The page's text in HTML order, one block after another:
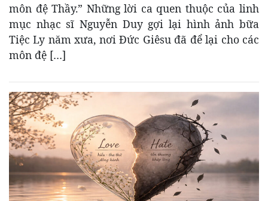
môn đệ Thầy.” Những lời ca quen thuộc của linh
mục nhạc sĩ Nguyễn Duy gợi lại hình ảnh bữa
Tiệc Ly năm xưa, nơi Đức Giêsu đã để lại cho các
môn đệ […]